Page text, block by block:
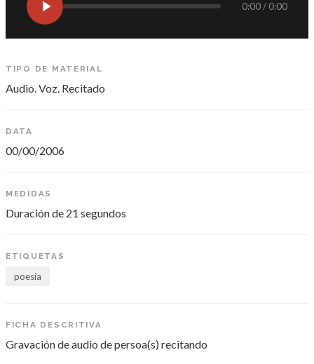
0:00 / 0:00
TIPO DE MATERIAL
Audio. Voz. Recitado
DATA
00/00/2006
MEDIDAS
Duración de 21 segundos
ETIQUETAS
poesía
FICHA DESCRITIVA
Gravación de audio de persoa(s) recitando